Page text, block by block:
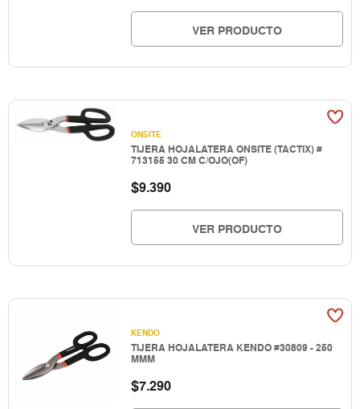
VER PRODUCTO
ONSITE
TIJERA HOJALATERA ONSITE (TACTIX) #
713155 30 CM C/OJO(OF)
$9.390
VER PRODUCTO
KENDO
TIJERA HOJALATERA KENDO #30809 - 250
MMM
$7.290